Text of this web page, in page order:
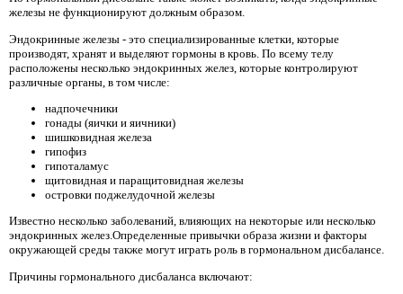
железы не функционируют должным образом.
Эндокринные железы - это специализированные клетки, которые
производят, хранят и выделяют гормоны в кровь. По всему телу
расположены несколько эндокринных желез, которые контролируют
различные органы, в том числе:
надпочечники
гонады (яички и яичники)
шишковидная железа
гипофиз
гипоталамус
щитовидная и паращитовидная железы
островки поджелудочной железы
Известно несколько заболеваний, влияющих на некоторые или несколько
эндокринных желез.Определенные привычки образа жизни и факторы
окружающей среды также могут играть роль в гормональном дисбалансе.
Причины гормонального дисбаланса включают: